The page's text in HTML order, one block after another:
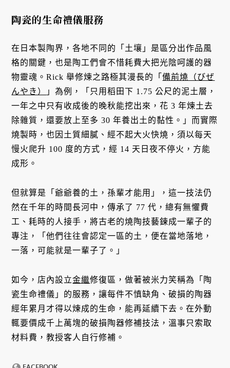
陶瓷的生命禮儀服務
在日本製陶界，各地不同的「土壤」是區分出作品風
格的關鍵，也是陶工們會不惜耗費大把光陰呵護的器
物靈魂。Rick 舉修煉之路極其漫長的「備前燒（びぜ
んやき）
」為例，「只用稻田下 1.75 公尺的泥土層，
一年之中只有收成後的晚秋能挖出來，花 3 年煉土去
除雜質，還要放上至多 30 年養出土的黏性。」而實際
燒製時，也因土質細膩、經不起大火快燒，須以每天
慢火爬升 100 度的方式，經 14 天日夜不停火，方能
成形。
但就算是「爺爺養的土，孫輩才能用」，這一技法仍
然在千年的時間長河中，傳承了 77 代，總有無懼費
工、耗時的人接手，將古老的燒陶技藝鍊成一輩子的
專注，「他們往往會認定一區的土，便在當地落地，
一落，可能就是一輩子了。」
如今，店內設立金繼修復區，做著被米力笑稱為「陶
瓷生命禮儀」的服務，讓每件不慎缺角、破損的陶器
經年累月才得以煉成的生命，能再延續下去。在外動
輒要價成千上萬塊的破損陶器修補技法，溫事只索取
材料費，教授客人自行修補。